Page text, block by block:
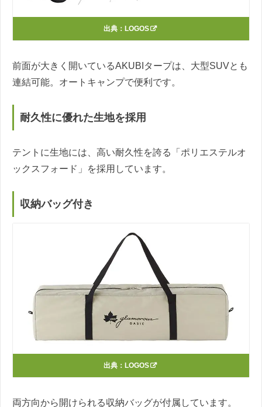
出典： LOGOS
前面が大きく開いているAKUBIタープは、大型SUVとも
連結可能。オートキャンプで便利です。
耐久性に優れた生地を採用
テントに生地には、高い耐久性を誇る「ポリエステルオ
ックスフォード」を採用しています。
収納バッグ付き
出典： LOGOS
両方向から開けられる収納バッグが付属しています。